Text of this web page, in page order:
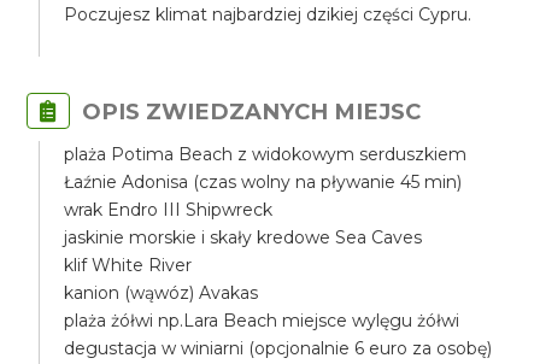
Poczujesz klimat najbardziej dzikiej części Cypru.
OPIS ZWIEDZANYCH MIEJSC
plaża Potima Beach z widokowym serduszkiem
Łaźnie Adonisa (czas wolny na pływanie 45 min)
wrak Endro III Shipwreck
jaskinie morskie i skały kredowe Sea Caves
klif White River
kanion (wąwóz) Avakas
plaża żółwi np.Lara Beach miejsce wylęgu żółwi
degustacja w winiarni (opcjonalnie 6 euro za osobę)